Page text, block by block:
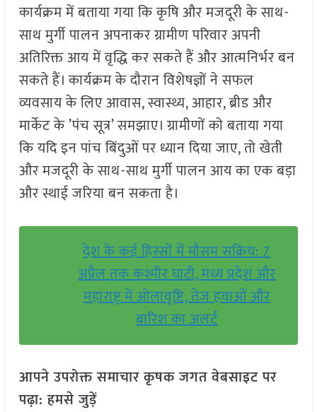
कार्यक्रम में बताया गया कि कृषि और मजदूरी के साथ-
साथ मुर्गी पालन अपनाकर ग्रामीण परिवार अपनी
अतिरिक्त आय में वृद्धि कर सकते हैं और आत्मनिर्भर बन
सकते हैं। कार्यक्रम के दौरान विशेषज्ञों ने सफल
व्यवसाय के लिए आवास, स्वास्थ्य, आहार, ब्रीड और
मार्केट के ’पंच सूत्र’ समझाए। ग्रामीणों को बताया गया
कि यदि इन पांच बिंदुओं पर ध्यान दिया जाए, तो खेती
और मजदूरी के साथ-साथ मुर्गी पालन आय का एक बड़ा
और स्थाई जरिया बन सकता है।
देश के कई हिस्सों में मौसम सक्रिय: 7
अप्रैल तक कश्मीर घाटी, मध्य प्रदेश और
महाराष्ट्र में ओलावृष्टि, तेज हवाओं और
बारिश का अलर्ट
आपने उपरोक्त समाचार कृषक जगत वेबसाइट पर
पढ़ा: हमसे जुड़ें